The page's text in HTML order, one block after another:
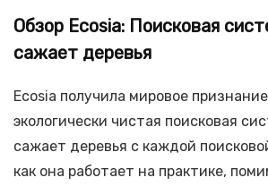
Обзор Ecosia: Поисковая
сажает деревья
Ecosia получила мировое
экологически чистая поисковая
сажает деревья с каждой
как она работает на практике,